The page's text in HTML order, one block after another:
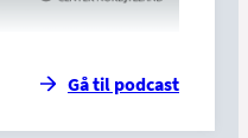
Gå til podcast